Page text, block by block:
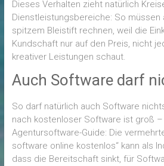
Dieses Verhalten zieht natürlich
Dienstleistungsbereiche: So müssen
spitzem Bleistift rechnen, weil die
Kundschaft nur auf den Preis, nicht
kreativer Leistungen schaut.
Auch Software darf
So darf natürlich auch Software
nach kostenloser Software ist groß –
Agentursoftware-Guide: Die
software online kostenlos“ kann als
dass die Bereitschaft sinkt, für